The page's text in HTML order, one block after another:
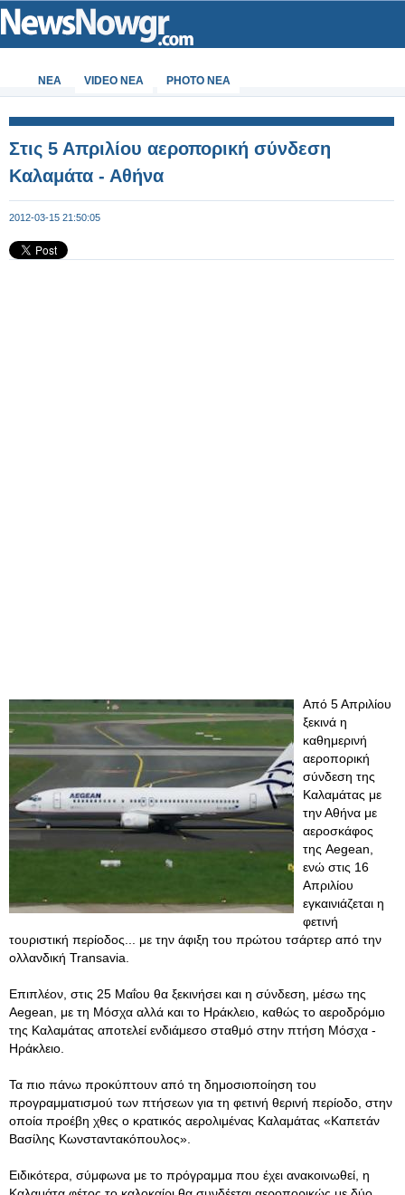
ΝΕΑ VIDEO NEA PHOTO NEA
Στις 5 Απριλίου αεροπορική σύνδεση
Καλαμάτα - Αθήνα
2012-03-15 21:50:05
Από 5 Απριλίου
ξεκινά η
καθημερινή
αεροπορική
σύνδεση της
Καλαμάτας με
την Αθήνα με
αεροσκάφος
της Aegean,
ενώ στις 16
Απριλίου
εγκαινιάζεται η
φετινή
τουριστική περίοδος... με την άφιξη του πρώτου τσάρτερ από την
ολλανδική Transavia.
Επιπλέον, στις 25 Μαΐου θα ξεκινήσει και η σύνδεση, μέσω της
Aegean, με τη Μόσχα αλλά και το Ηράκλειο, καθώς το αεροδρόμιο
της Καλαμάτας αποτελεί ενδιάμεσο σταθμό στην πτήση Μόσχα -
Ηράκλειο.
Τα πιο πάνω προκύπτουν από τη δημοσιοποίηση του
προγραμματισμού των πτήσεων για τη φετινή θερινή περίοδο, στην
οποία προέβη χθες ο κρατικός αερολιμένας Καλαμάτας «Καπετάν
Βασίλης Κωνσταντακόπουλος».
Ειδικότερα, σύμφωνα με το πρόγραμμα που έχει ανακοινωθεί, η